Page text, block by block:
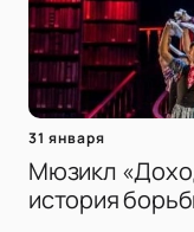
31 января
Мюзикл
история